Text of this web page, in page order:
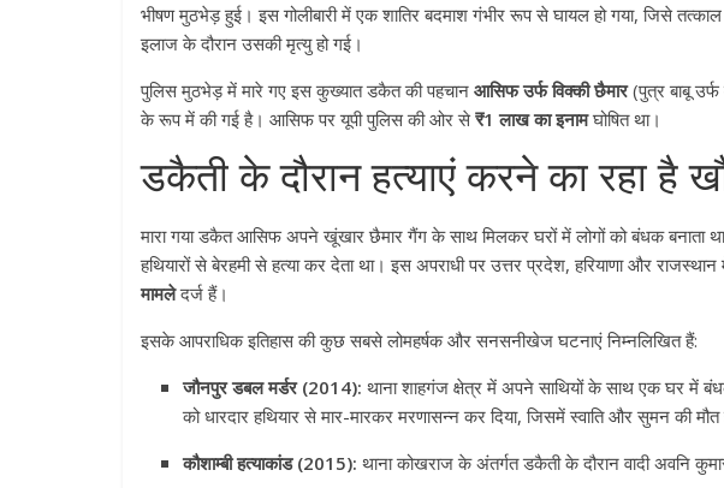
भीषण मुठभेड़ हुई । इस गोलीबारी में एक शातिर बदमाश गंभीर रूप से घायल हो गया, जिसे
इलाज के दौरान उसकी मृत्यु हो गई ।
पुलिस मुठभेड़ में मारे गए इस कुख्यात डकैत की पहचान आसिफ उर्फ विक्की छैमार(पुत्र बाबू
के रूप में की गई है। आसिफ पर यूपी पुलिस की ओर से₹1 लाख का इनामघोषित था।
डकैती के दौरान हत्याएं करने का रहा है
मारा गया डकैत आसिफ अपने खूंखार छैमार गैंग के साथ मिलकर घरों में लोगों को बंधक बनाता
हथियारों से बेरहमी से हत्या कर देता था। इस अपराधी पर उत्तर प्रदेश, हरियाणा और
मामलेदर्ज हैं।
इसके आपराधिक इतिहास की कुछ सबसे लोमहर्षक और सनसनीखेज घटनाएं निम्नलिखित हैं:
जौनपुर डबल मर्डर (2014): थाना शाहगंज क्षेत्र में अपने साथियों के साथ एक घर में
को धारदार हथियार से मार-मारकर मरणासन्न कर दिया, जिसमें स्वाति और सुमन की मौत
कौशाम्बी हत्याकांड (2015): थाना कोखराज के अंतर्गत डकैती के दौरान वादी अवनि